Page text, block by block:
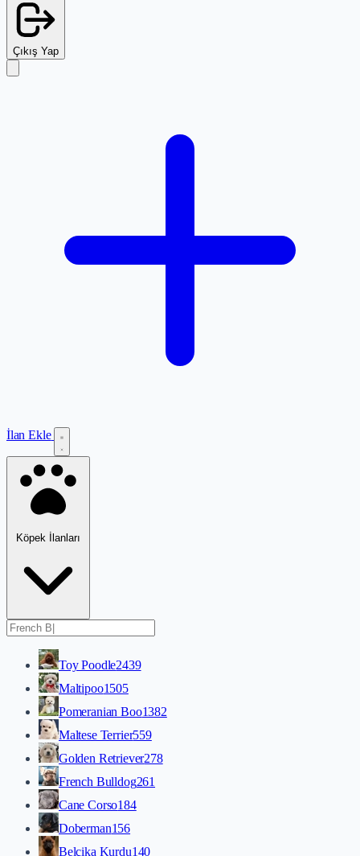
Çıkış Yap
İlan Ekle
Köpek İlanları
Toy Poodle2439
Maltipoo1505
Pomeranian Boo1382
Maltese Terrier559
Golden Retriever278
French Bulldog261
Cane Corso184
Doberman156
Belçika Kurdu140